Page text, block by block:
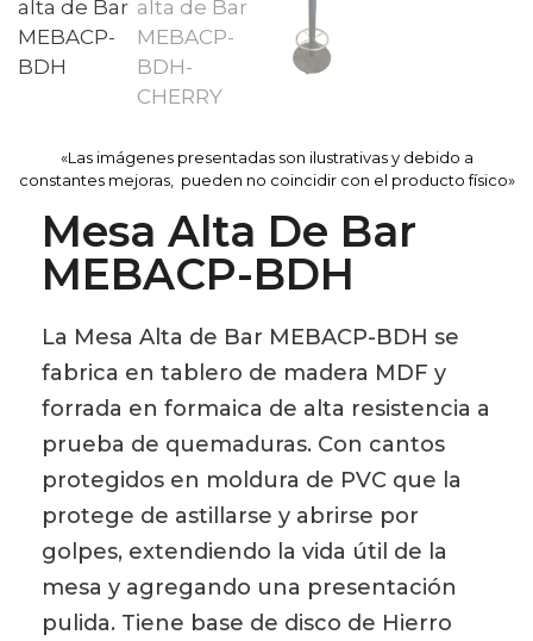
«Las imágenes presentadas son ilustrativas y debido a
constantes mejoras, pueden no coincidir con el producto físico»
Mesa Alta De Bar
MEBACP-BDH
La Mesa Alta de Bar MEBACP-BDH se
fabrica en tablero de madera MDF y
forrada en formaica de alta resistencia a
prueba de quemaduras. Con cantos
protegidos en moldura de PVC que la
protege de astillarse y abrirse por
golpes, extendiendo la vida útil de la
mesa y agregando una presentación
pulida. Tiene base de disco de Hierro